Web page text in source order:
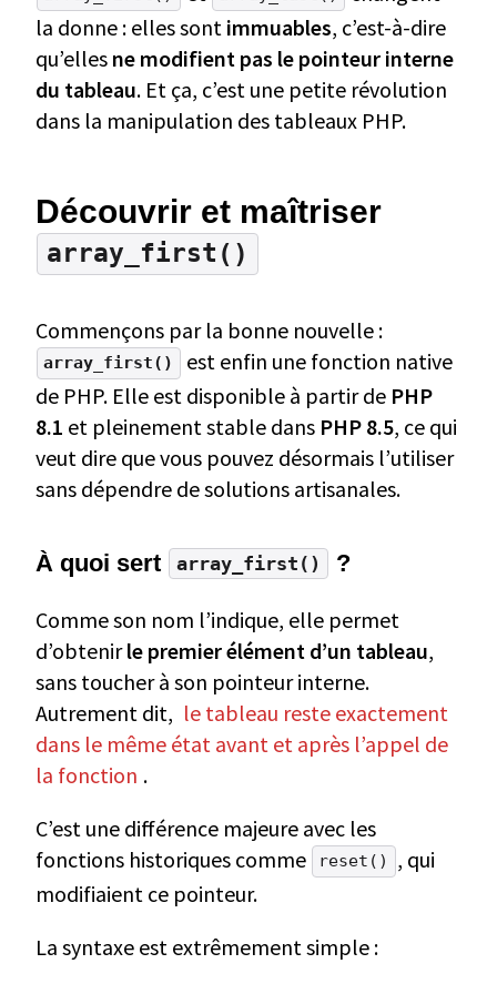
la donne : elles sont immuables, c’est-à-dire
qu’elles ne modifient pas le pointeur interne
du tableau. Et ça, c’est une petite révolution
dans la manipulation des tableaux PHP.
Découvrir et maîtriser
array_first()
Commençons par la bonne nouvelle :
array_first()
est enfin une fonction native
de PHP. Elle est disponible à partir de PHP
8.1 et pleinement stable dans PHP 8.5, ce qui
veut dire que vous pouvez désormais l’utiliser
sans dépendre de solutions artisanales.
À quoi sert array_first() ?
Comme son nom l’indique, elle permet
d’obtenirle premier élément d’un tableau,
sans toucher à son pointeur interne.
Autrement dit, le tableau reste exactement
dans le même état avant et après l’appel de
la fonction .
C’est une différence majeure avec les
fonctions historiques comme
reset()
, qui
modifiaient ce pointeur.
La syntaxe est extrêmement simple :